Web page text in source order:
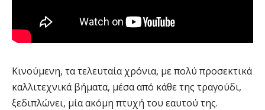
Κινούμενη, τα τελευταία χρόνια, με πολύ προσεκτικά
καλλιτεχνικά βήματα, μέσα από κάθε της τραγούδι,
ξεδιπλώνει, μία ακόμη πτυχή του εαυτού της.